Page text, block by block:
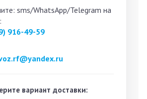
sms/WhatsApp/Telegram на
916-49-59
вариант доставки: